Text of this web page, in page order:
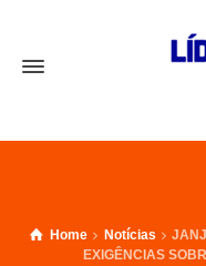
Home Notícias
EXIGÊNCIAS